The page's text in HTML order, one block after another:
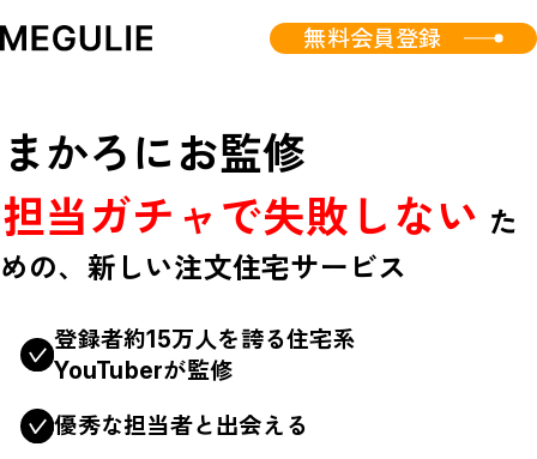
無料会員登録
まかろにお監修
担当ガチャで失敗しない た
めの、新しい注文住宅サービス
登録者約15万人を誇る住宅系
YouTuberが監修
優秀な担当者と出会える